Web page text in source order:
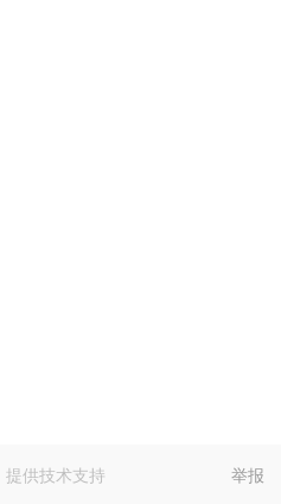
提供技术支持 举报